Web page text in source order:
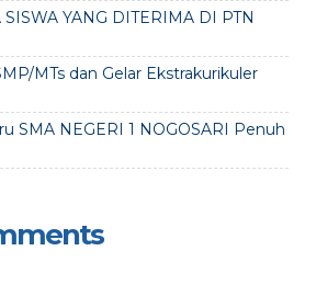
YANG DITERIMA DI PTN
MTs dan Gelar Ekstrakurikuler
SMA NEGERI 1 NOGOSARI Penuh